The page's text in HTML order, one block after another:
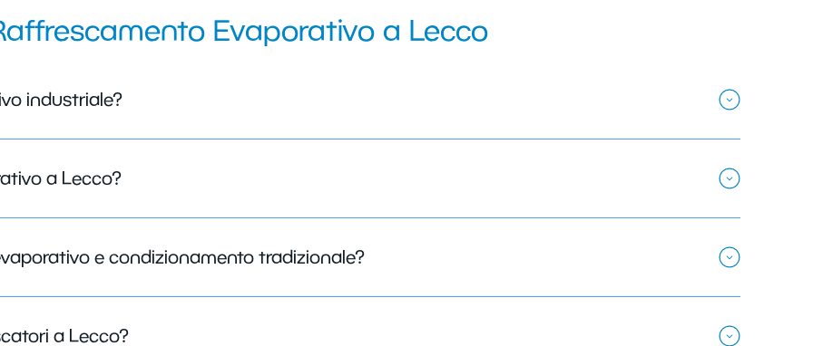
Evaporativo a Lecco
industriale?
a Lecco?
e condizionamento tradizionale?
a Lecco?